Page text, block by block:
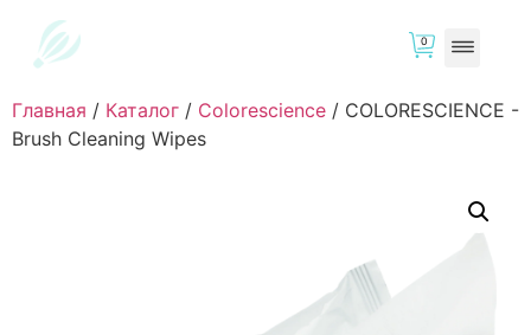
0
Главная / Каталог / Colorescience / COLORESCIENCE -
Brush Cleaning Wipes